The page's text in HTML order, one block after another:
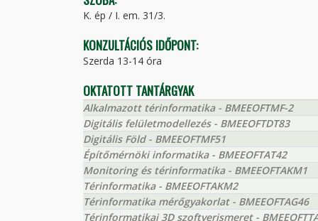
K. ép / I. em. 31/3.
KONZULTÁCIÓS IDŐPONT:
Szerda 13-14 óra
OKTATOTT TANTÁRGYAK
Alkalmazott térinformatika - BMEEOFTMF-2
Digitális felületmodellezés - BMEEOFTDT83
Digitális Föld - BMEEOFTMF51
Építőmérnöki informatika - BMEEOFTAT42
Monitoring és térinformatika - BMEEOFTAKM1
Térinformatika - BMEEOFTAKM2
Térinformatika mérőgyakorlat - BMEEOFTAG46
Térinformatikai 3D szoftverismeret -